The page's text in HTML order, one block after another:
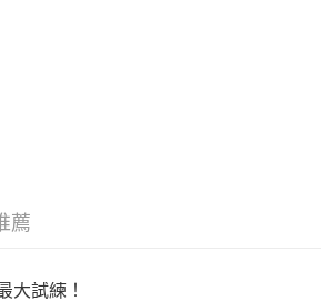
薦
大試練！